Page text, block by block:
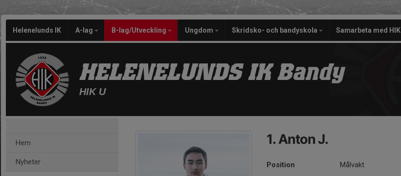
Helenelunds IK A-lag B-lag/Utveckling Ungdom Skridsko- och bandyskola Samarbeta med HIK
HELENELUNDS IK Bandy
HIK U
Hem
Nyheter
1. Anton J.
Position Målvakt